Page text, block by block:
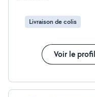
Livraison de colis
Voir le profil